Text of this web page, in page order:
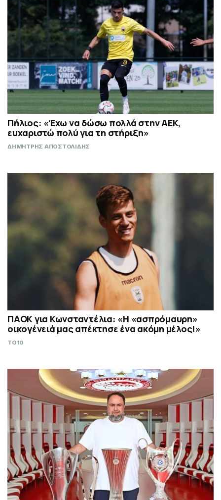
Πήλιος: «Έχω να δώσω πολλά στην ΑΕΚ,
ευχαριστώ πολύ για τη στήριξη»
ΔΗΜΗΤΡΗΣ ΑΠΟΣΤΟΛΙΔΗΣ
ΠΑΟΚ για Κωνσταντέλια: «Η «ασπρόμαυρη»
οικογένειά μας απέκτησε ένα ακόμη μέλος!»
TO10